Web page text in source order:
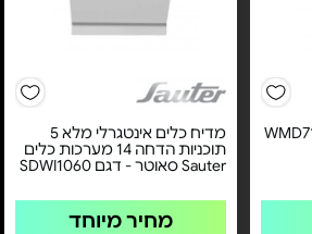
מדיח כלים אינטגרלי מלא 5
תוכניות הדחה 14 מערכות כלים
Sauter סאוטר - דגם SDWI1060
מחיר מיוחד